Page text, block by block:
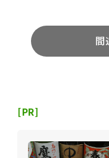
間
[PR]